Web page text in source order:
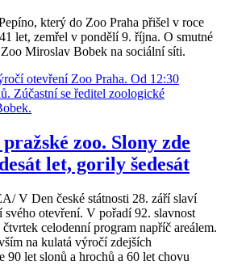
který do Zoo Praha přišel v roce
let, zemřel v pondělí 9. října. O smutné
Miroslav Bobek na sociální síti.
zoo. Slony zde
let, gorily šedesát
V Den české státnosti 28. září slaví
svého otevření. V pořadí 92. slavnost
celodenní program napříč areálem.
na kulatá výročí zdejších
90 let slonů a hrochů a 60 let chovu